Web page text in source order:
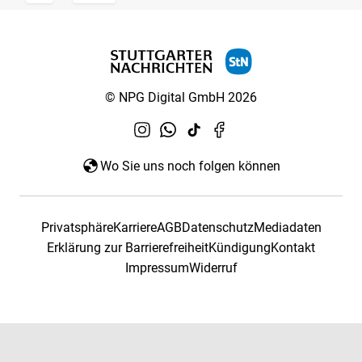
© NPG Digital GmbH 2026
Wo Sie uns noch folgen können
PrivatsphäreKarriereAGBDatenschutzMediadaten
Erklärung zur BarrierefreiheitKündigungKontakt
ImpressumWiderruf